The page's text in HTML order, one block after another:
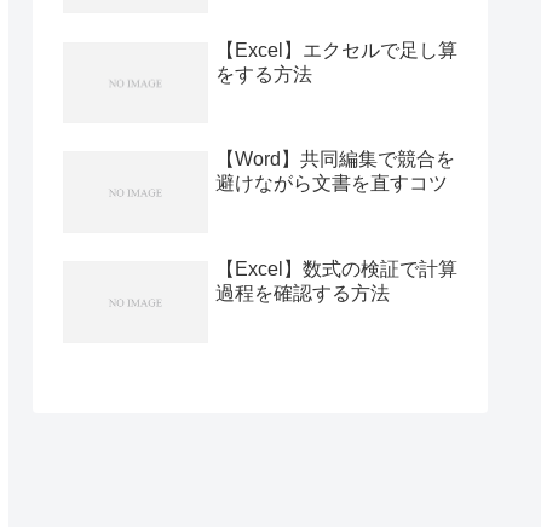
【Excel】エクセルで足し算
をする方法
【Word】共同編集で競合を
避けながら文書を直すコツ
【Excel】数式の検証で計算
過程を確認する方法